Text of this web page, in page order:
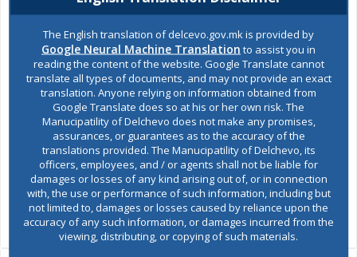
SHARES
Views: 1,218
The English translation of delcevo.gov.mk is provided by
Google Neural Machine Translation to assist you in
reading the content of the website. Google Translate cannot
translate all types of documents, and may not provide an exact
translation. Anyone relying on information obtained from
Google Translate does so at his or her own risk. The
Manucipatility of Delchevo does not make any promises,
assurances, or guarantees as to the accuracy of the
translations provided. The Manucipatility of Delchevo, its
officers, employees, and / or agents shall not be liable for
damages or losses of any kind arising out of, or in connection
with, the use or performance of such information, including but
not limited to, damages or losses caused by reliance upon the
accuracy of any such information, or damages incurred from the
viewing, distributing, or copying of such materials.